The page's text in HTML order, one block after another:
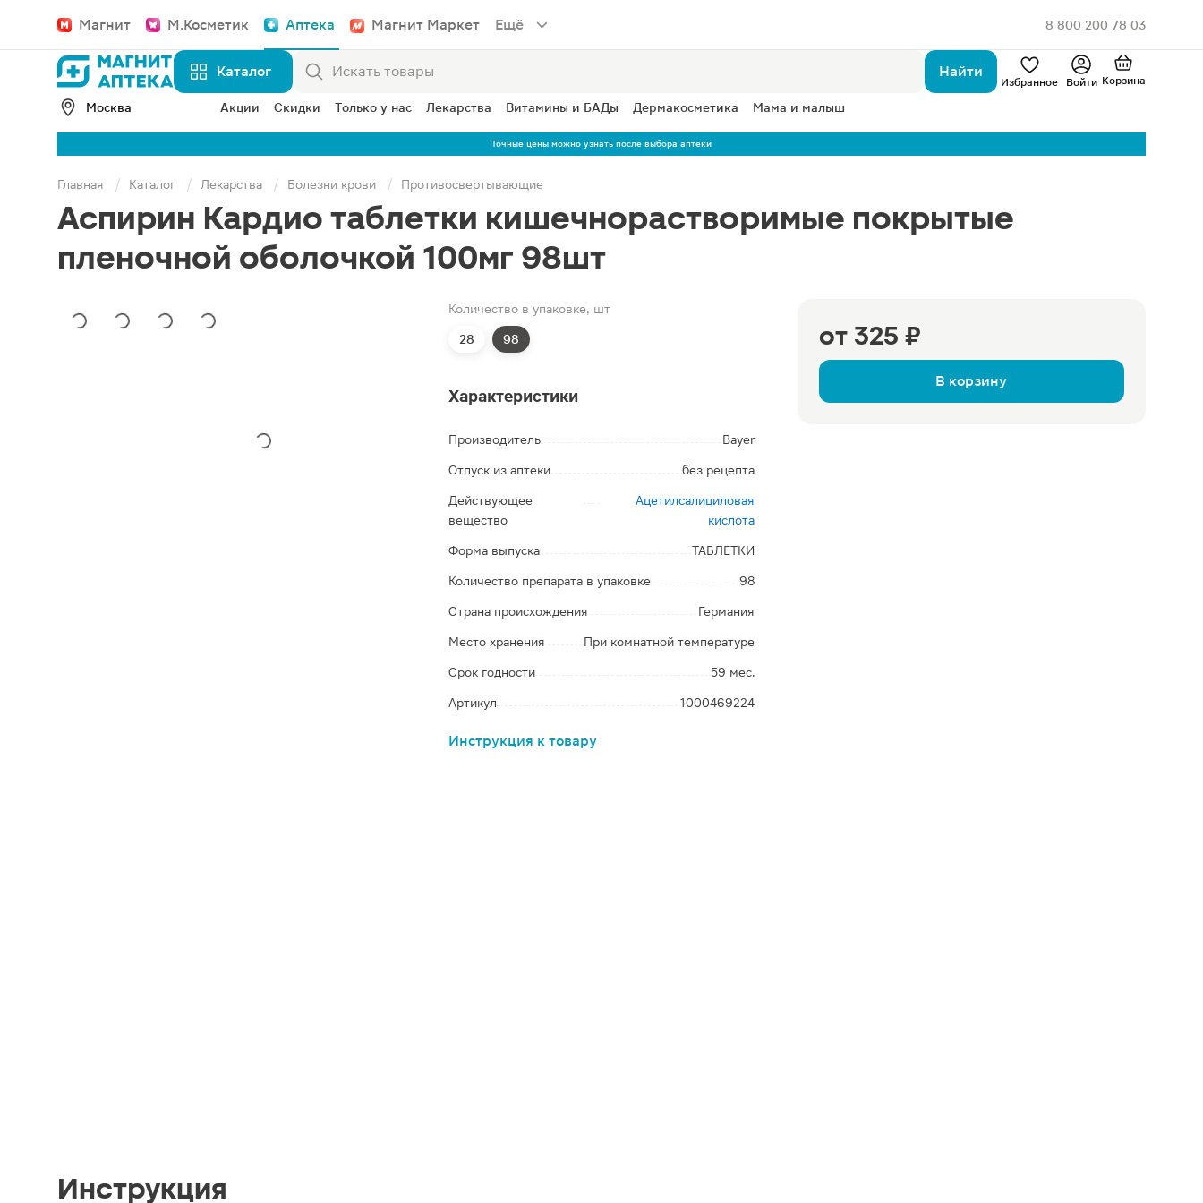
Магнит М.Косметик Аптека Магнит Маркет Ещё 8 800 200 78 03
Каталог Найти
Избранное Войти Корзина
Москва Акции Скидки Только у нас Лекарства Витамины и БАДы Дермакосметика Мама и малыш
Точные цены можно узнать после выбора аптеки
Главная Каталог Лекарства Болезни крови Противосвертывающие
Аспирин Кардио таблетки кишечнорастворимые покрытые
пленочной оболочкой 100мг 98шт
от 325 ₽
В корзину
Количество в упаковке, шт
28 98
Характеристики
Производитель Bayer
Отпуск из аптеки без рецепта
Действующее
вещество
Ацетилсалициловая
кислота
Форма выпуска ТАБЛЕТКИ
Количество препарата в упаковке 98
Страна происхождения Германия
Место хранения При комнатной температуре
Срок годности 59 мес.
Артикул 1000469224
Инструкция к товару
Инструкция